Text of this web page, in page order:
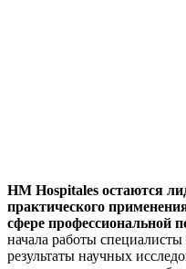
HM Hospitales остаются
практического
сфере профессиональной
начала работы
результаты научных